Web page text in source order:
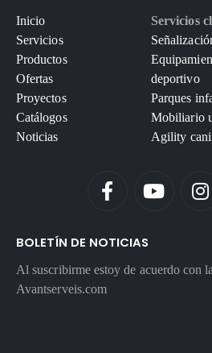
Inicio
Servicios
Productos
Ofertas
Proyectos
Catálogos
Noticias
Servicios
deportivo
Parques
Mobiliario
Agility
BOLETÍN DE NOTICIAS
Al suscribirme estoy de acuerdo con la
Avantserveis.com